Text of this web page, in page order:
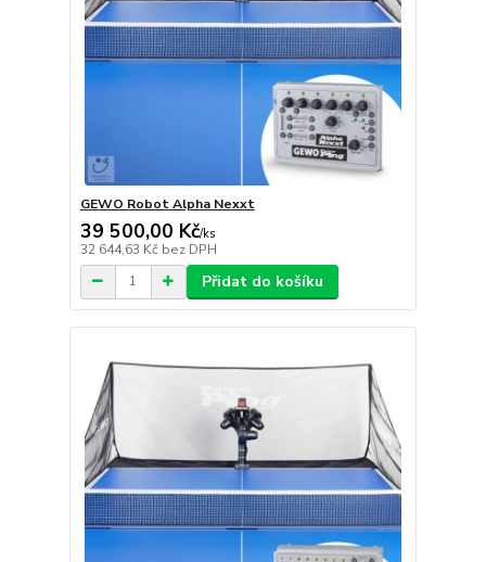
GEWO Robot Alpha Nexxt
39 500,00 Kč/ks
32 644,63 Kč bez DPH
Přidat do košíku